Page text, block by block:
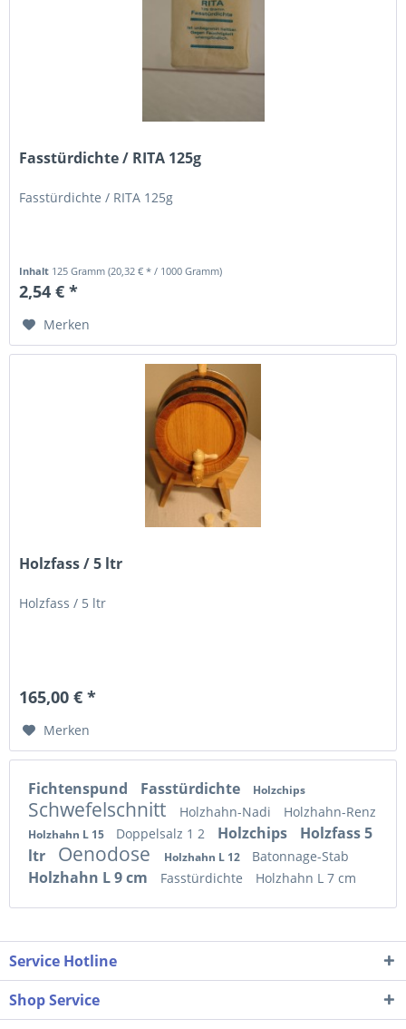
Fasstürdichte / RITA 125g
Fasstürdichte / RITA 125g
Inhalt 125 Gramm(20,32 € * / 1000 Gramm)
2,54 € *
Merken
Holzfass / 5 ltr
Holzfass / 5 ltr
165,00 € *
Merken
Fichtenspund Fasstürdichte Holzchips
Schwefelschnitt Holzhahn-Nadi Holzhahn-Renz
Holzhahn L 15 Doppelsalz 1 2 Holzchips
Holzfass 5
ltr
Oenodose Holzhahn L 12 Batonnage-Stab
Holzhahn L 9 cm Fasstürdichte Holzhahn L 7 cm
Service Hotline
Shop Service